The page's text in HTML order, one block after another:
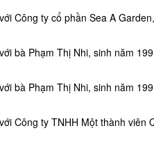
Công ty cổ phần Sea A
bà Phạm Thị Nhi, sinh năm
bà Phạm Thị Nhi, sinh năm
Công ty TNHH Một thành viên